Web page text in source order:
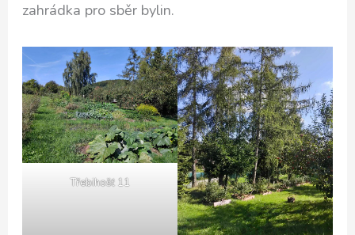
zahrádka pro sběr bylin.
Třebihošť 11